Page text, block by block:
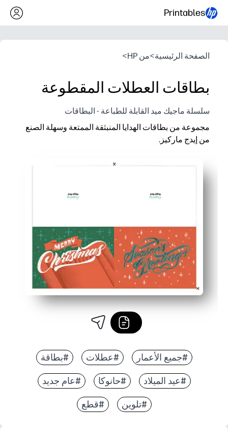
Printables
الصفحة الرئيسية>من HP >
بطاقات العطلات المقطوعة
سلسلة ماجيك ميد القابلة للطباعة - البطاقات
مجموعة من بطاقات الهدايا المنبثقة الممتعة وسهلة الصنع
من إيدج ماركيز.
ما عليك سوى طباعته وقطعه وإبرازه في دقائق - دون الحاجة إلى
يمكنك إبقاء الأطفال منخرطين في مهمة عملية احتفالية تبني
يمكنك إعداد فصل دراسي كامل بسرعة - تجربة رائعة ثلاثية
#جميع الأعمار #عطلات #بطاقة
#عيد الميلاد #حانوكا #عام جديد
#تلوين #قطع